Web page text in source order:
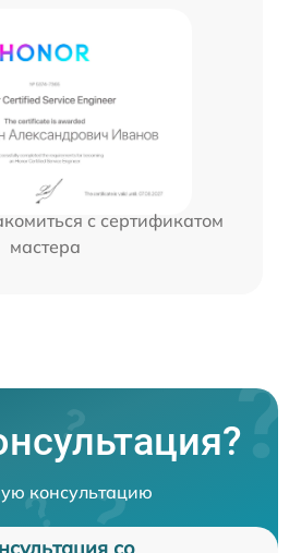
с сертификатом
мастера
консультацию